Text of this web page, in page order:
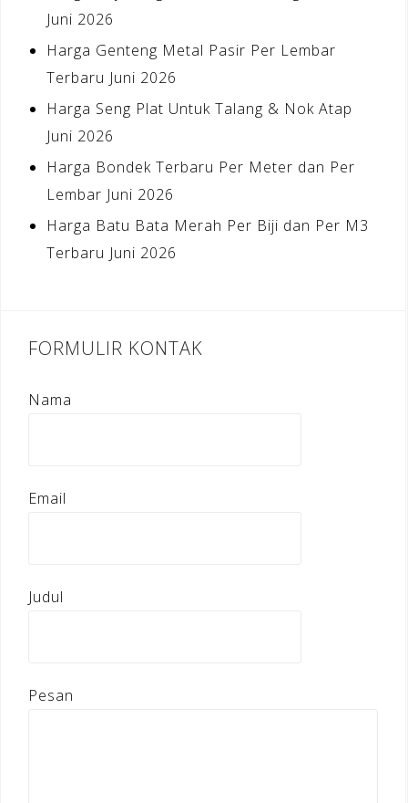
Juni 2026
Harga Genteng Metal Pasir Per Lembar
Terbaru Juni 2026
Harga Seng Plat Untuk Talang & Nok Atap
Juni 2026
Harga Bondek Terbaru Per Meter dan Per
Lembar Juni 2026
Harga Batu Bata Merah Per Biji dan Per M3
Terbaru Juni 2026
FORMULIR KONTAK
Nama
Email
Judul
Pesan